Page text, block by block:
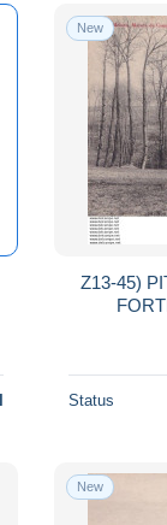
New
Z13-45)
Status
New